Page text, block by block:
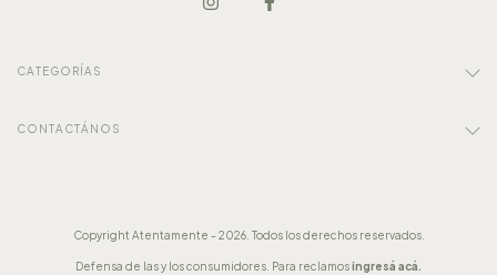
CATEGORÍAS
CONTACTÁNOS
Copyright Atentamente - 2026. Todos los derechos reservados.
Defensa de las y los consumidores. Para reclamosingresá acá.